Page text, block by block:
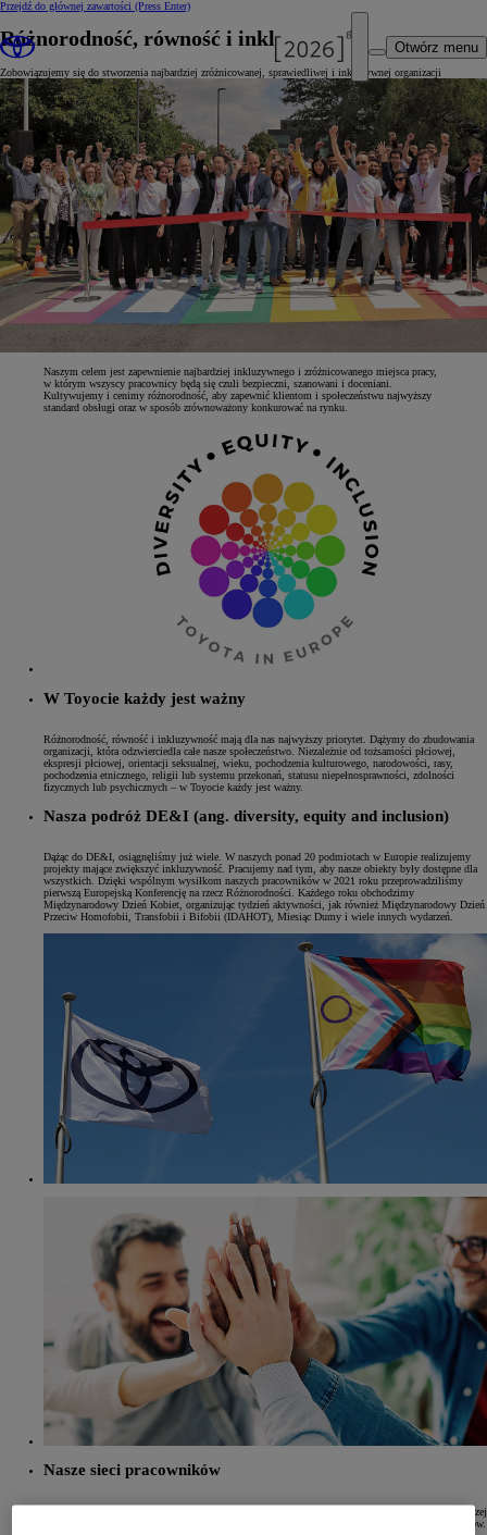
Przejdź do głównej zawartości (Press Enter)
Otwórz menu
Różnorodność, równość i inkluzywność
Zobowiązujemy się do stworzenia najbardziej zróżnicowanej, sprawiedliwej i inkluzywnej organizacji
Naszym celem jest zapewnienie najbardziej inkluzywnego i zróżnicowanego miejsca pracy,
w którym wszyscy pracownicy będą się czuli bezpieczni, szanowani i doceniani.
Kultywujemy i cenimy różnorodność, aby zapewnić klientom i społeczeństwu najwyższy
standard obsługi oraz w sposób zrównoważony konkurować na rynku.
W Toyocie każdy jest ważny
Różnorodność, równość i inkluzywność mają dla nas najwyższy priorytet. Dążymy do zbudowania
organizacji, która odzwierciedla całe nasze społeczeństwo. Niezależnie od tożsamości płciowej,
ekspresji płciowej, orientacji seksualnej, wieku, pochodzenia kulturowego, narodowości, rasy,
pochodzenia etnicznego, religii lub systemu przekonań, statusu niepełnosprawności, zdolności
fizycznych lub psychicznych – w Toyocie każdy jest ważny.
Nasza podróż DE&I (ang. diversity, equity and inclusion)
Dążąc do DE&I, osiągnęliśmy już wiele. W naszych ponad 20 podmiotach w Europie realizujemy
projekty mające zwiększyć inkluzywność. Pracujemy nad tym, aby nasze obiekty były dostępne dla
wszystkich. Dzięki wspólnym wysiłkom naszych pracowników w 2021 roku przeprowadziliśmy
pierwszą Europejską Konferencję na rzecz Różnorodności. Każdego roku obchodzimy
Międzynarodowy Dzień Kobiet, organizując tydzień aktywności, jak również Międzynarodowy Dzień
Przeciw Homofobii, Transfobii i Bifobii (IDAHOT), Miesiąc Dumy i wiele innych wydarzeń.
Nasze sieci pracowników
Uważne wsłuchiwanie się w głos naszej zróżnicowanej społeczności ma kluczowe znaczenie dla naszej
strategii. Ważnym czynnikiem i katalizatorem zmian są sieci prowadzone przez naszych pracowników.